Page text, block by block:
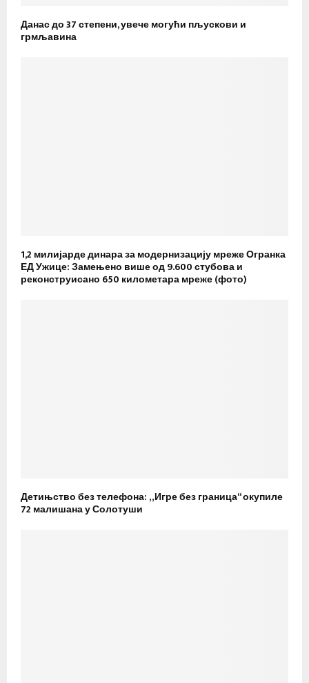
Данас до 37 степени, увече могући пљускови и
грмљавина
1,2 милијарде динара за модернизацију мреже Огранка
ЕД Ужице: Замењено више од 9.600 стубова и
реконструисано 650 километара мреже (фото)
Детињство без телефона: „Игре без граница“ окупиле
72 малишана у Солотуши